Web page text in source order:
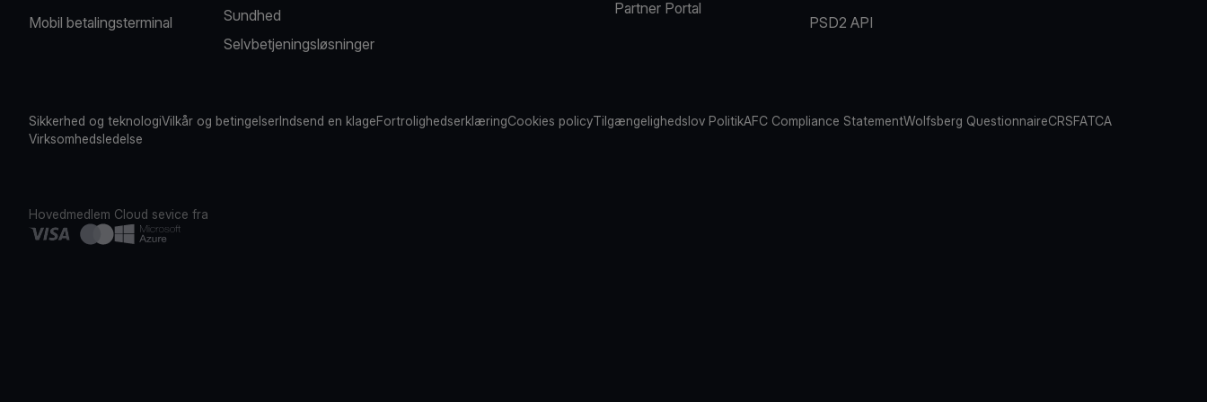
Mobil betalingsterminal
Sundhed
Selvbetjeningsløsninger
Partner Portal
PSD2 API
Sikkerhed og teknologiVilkår og betingelserIndsend en klageFortrolighedserklæringCookies policyTilgængelighedslov PolitikAFC Compliance StatementWolfsberg QuestionnaireCRSFATCA
Virksomhedsledelse
Hovedmedlem Cloud sevice fra